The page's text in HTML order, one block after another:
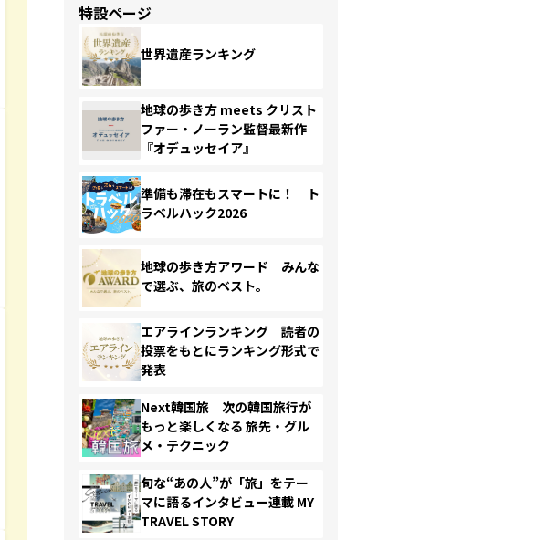
特設ページ
世界遺産ランキング
地球の歩き方 meets クリスト
ファー・ノーラン監督最新作
『オデュッセイア』
準備も滞在もスマートに！ ト
ラベルハック2026
地球の歩き方アワード みんな
で選ぶ、旅のベスト。
エアラインランキング 読者の
投票をもとにランキング形式で
発表
Next韓国旅 次の韓国旅行が
もっと楽しくなる 旅先・グル
メ・テクニック
旬な“あの人”が「旅」をテー
マに語るインタビュー連載 MY
TRAVEL STORY